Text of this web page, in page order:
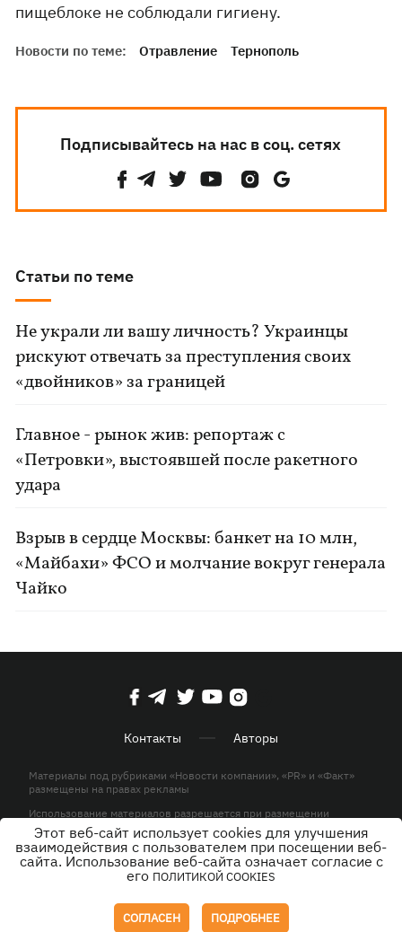
пищеблоке не соблюдали гигиену.
Новости по теме: Отравление Тернополь
Подписывайтесь на нас в соц. сетях
Статьи по теме
Не украли ли вашу личность? Украинцы
рискуют отвечать за преступления своих
«двойников» за границей
Главное - рынок жив: репортаж с
«Петровки», выстоявшей после ракетного
удара
Взрыв в сердце Москвы: банкет на 10 млн,
«Майбахи» ФСО и молчание вокруг генерала
Чайко
Контакты Авторы
Материалы под рубриками «Новости компании», «PR» и «Факт»
размещены на правах рекламы
Использование материалов разрешается при размещении
активной гиперссылки на KP.UA в первом абзаце.
© ООО «ЮЛАВ МЕДИА»,2026. Все права защищены.
Этот веб-сайт использует cookies для улучшения
взаимодействия с пользователем при посещении веб-
сайта. Использование веб-сайта означает согласие с
его ПОЛИТИКОЙ COOKIES
СОГЛАСЕН ПОДРОБНЕЕ